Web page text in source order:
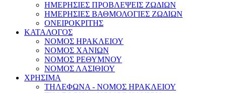
ΗΜΕΡΗΣΙΕΣ ΠΡΟΒΛΕΨΕΙΣ ΖΩΔΙΩΝ
ΗΜΕΡΗΣΙΕΣ ΒΑΘΜΟΛΟΓΙΕΣ ΖΩΔΙΩΝ
ΟΝΕΙΡΟΚΡΙΤΗΣ
ΚΑΤΑΛΟΓΟΣ
ΝΟΜΟΣ ΗΡΑΚΛΕΙΟΥ
ΝΟΜΟΣ ΧΑΝΙΩΝ
ΝΟΜΟΣ ΡΕΘΥΜΝΟΥ
ΝΟΜΟΣ ΛΑΣΙΘΙΟΥ
ΧΡΗΣΙΜΑ
ΤΗΛΕΦΩΝΑ - ΝΟΜΟΣ ΗΡΑΚΛΕΙΟΥ